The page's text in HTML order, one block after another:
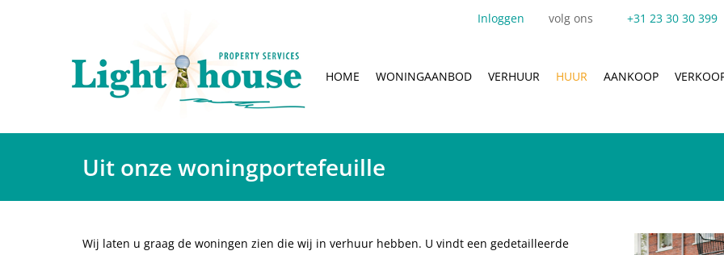
Inloggen volg ons +31 23 30 30 399
HOME WONINGAANBOD VERHUUR HUUR AANKOOP
Uit onze woningportefeuille
Wij laten u graag de woningen zien die wij in verhuur hebben. U vindt een gedetailleerde